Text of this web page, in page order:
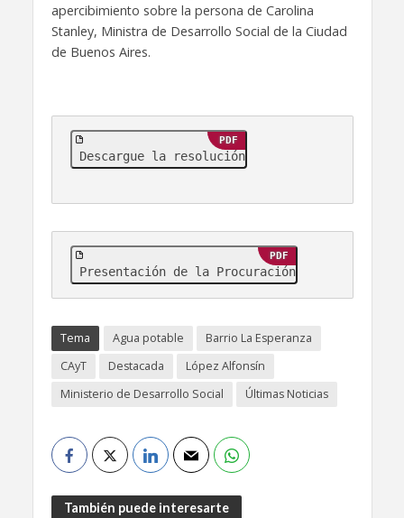
apercibimiento sobre la persona de Carolina
Stanley, Ministra de Desarrollo Social de la Ciudad
de Buenos Aires.
Descargue la resolución
PDF
Presentación de la Procuración
PDF
Tema Agua potable
Barrio La Esperanza
CAyT
Destacada
López Alfonsín
Ministerio de Desarrollo Social
Últimas Noticias
También puede interesarte